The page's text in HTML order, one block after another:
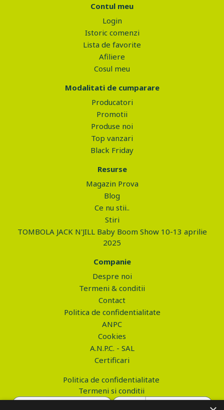
Contul meu
Login
Istoric comenzi
Lista de favorite
Afiliere
Cosul meu
Modalitati de cumparare
Producatori
Promotii
Produse noi
Top vanzari
Black Friday
Resurse
Magazin Prova
Blog
Ce nu stii..
Stiri
TOMBOLA JACK N'JILL Baby Boom Show 10-13 aprilie
2025
Companie
Despre noi
Termeni & conditii
Contact
Politica de confidentialitate
ANPC
Cookies
A.N.P.C. - SAL
Certificari
Politica de confidentialitate
Termeni si conditii